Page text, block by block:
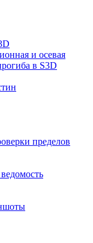
и осевая
в S3D
пределов